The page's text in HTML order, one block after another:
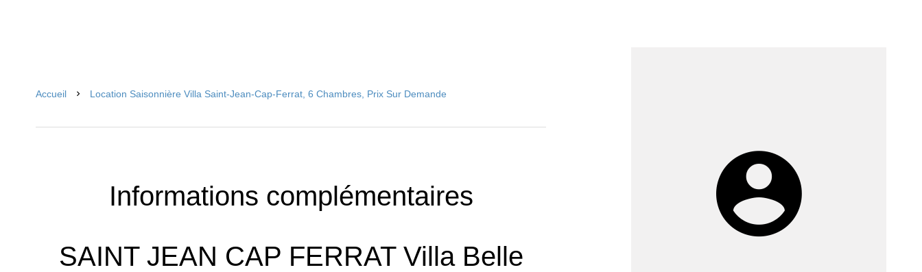
Accueil Location Saisonnière Villa Saint-Jean-Cap-Ferrat, 6 Chambres, Prix Sur Demande
Informations complémentaires
SAINT JEAN CAP FERRAT Villa Belle